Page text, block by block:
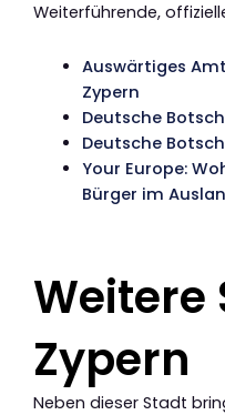
Weiterführende,
Auswärtiges
Zypern
Deutsche
Deutsche
Your Europe:
Bürger im
Weitere
Zypern
Neben dieser Stadt